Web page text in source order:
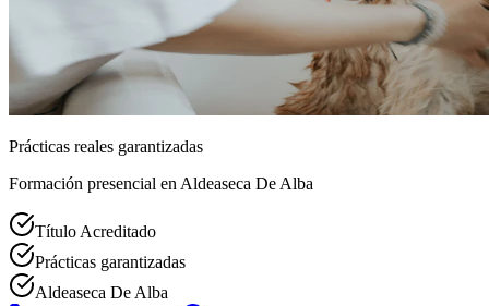
Prácticas reales garantizadas
Formación presencial en Aldeaseca De Alba
Título Acreditado
Prácticas garantizadas
Aldeaseca De Alba